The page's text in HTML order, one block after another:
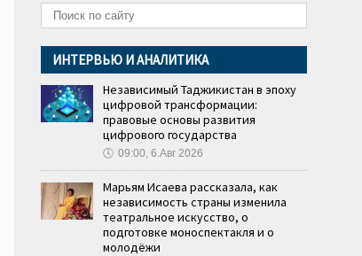
ИНТЕРВЬЮ И АНАЛИТИКА
Независимый Таджикистан в эпоху
цифровой трансформации:
правовые основы развития
цифрового государства
🕔 09:00, 6.Авг 2026
Марьям Исаева рассказала, как
независимость страны изменила
театральное искусство, о
подготовке моноспектакля и о
молодёжи